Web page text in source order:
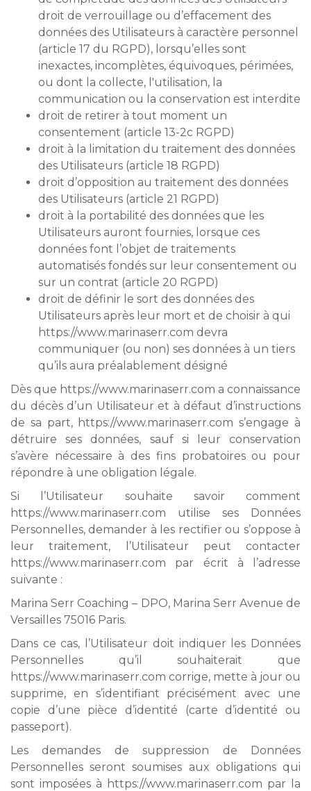
droit de verrouillage ou d’effacement des
données des Utilisateurs à caractère personnel
(article 17 du RGPD), lorsqu’elles sont
inexactes, incomplètes, équivoques, périmées,
ou dont la collecte, l'utilisation, la
communication ou la conservation est interdite
droit de retirer à tout moment un
consentement (article 13-2c RGPD)
droit à la limitation du traitement des données
des Utilisateurs (article 18 RGPD)
droit d’opposition au traitement des données
des Utilisateurs (article 21 RGPD)
droit à la portabilité des données que les
Utilisateurs auront fournies, lorsque ces
données font l’objet de traitements
automatisés fondés sur leur consentement ou
sur un contrat (article 20 RGPD)
droit de définir le sort des données des
Utilisateurs après leur mort et de choisir à qui
https://www.marinaserr.com devra
communiquer (ou non) ses données à un tiers
qu’ils aura préalablement désigné
Dès que https://www.marinaserr.com a connaissance
du décès d’un Utilisateur et à défaut d’instructions
de sa part, https://www.marinaserr.com s’engage à
détruire ses données, sauf si leur conservation
s’avère nécessaire à des fins probatoires ou pour
répondre à une obligation légale.
Si l’Utilisateur souhaite savoir comment
https://www.marinaserr.com utilise ses Données
Personnelles, demander à les rectifier ou s’oppose à
leur traitement, l’Utilisateur peut contacter
https://www.marinaserr.com par écrit à l’adresse
suivante :
Marina Serr Coaching – DPO, Marina Serr Avenue de
Versailles 75016 Paris.
Dans ce cas, l’Utilisateur doit indiquer les Données
Personnelles qu’il souhaiterait que
https://www.marinaserr.com corrige, mette à jour ou
supprime, en s’identifiant précisément avec une
copie d’une pièce d’identité (carte d’identité ou
passeport).
Les demandes de suppression de Données
Personnelles seront soumises aux obligations qui
sont imposées à https://www.marinaserr.com par la